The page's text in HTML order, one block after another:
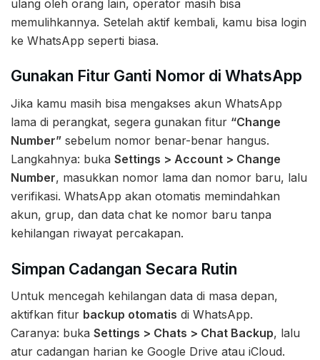
ulang oleh orang lain, operator masih bisa
memulihkannya. Setelah aktif kembali, kamu bisa login
ke WhatsApp seperti biasa.
Gunakan Fitur Ganti Nomor di WhatsApp
Jika kamu masih bisa mengakses akun WhatsApp
lama di perangkat, segera gunakan fitur “Change
Number” sebelum nomor benar-benar hangus.
Langkahnya: buka Settings > Account > Change
Number, masukkan nomor lama dan nomor baru, lalu
verifikasi. WhatsApp akan otomatis memindahkan
akun, grup, dan data chat ke nomor baru tanpa
kehilangan riwayat percakapan.
Simpan Cadangan Secara Rutin
Untuk mencegah kehilangan data di masa depan,
aktifkan fitur backup otomatis di WhatsApp.
Caranya: buka Settings > Chats > Chat Backup, lalu
atur cadangan harian ke Google Drive atau iCloud.